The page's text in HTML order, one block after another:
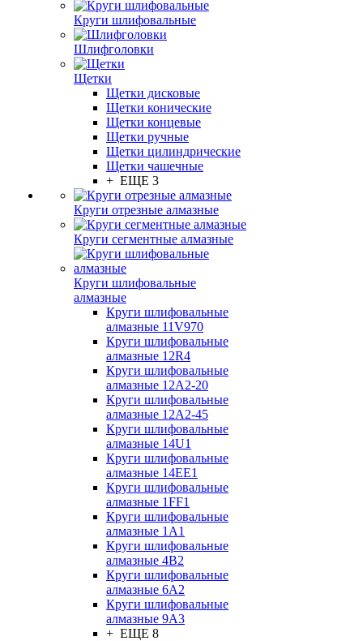
Круги шлифовальные
Шлифголовки
Щетки
Щетки дисковые
Щетки конические
Щетки концевые
Щетки ручные
Щетки цилиндрические
Щетки чашечные
+ ЕЩЕ 3
Круги отрезные алмазные
Круги сегментные алмазные
Круги шлифовальные
алмазные
Круги шлифовальные
алмазные 11V970
Круги шлифовальные
алмазные 12R4
Круги шлифовальные
алмазные 12А2-20
Круги шлифовальные
алмазные 12А2-45
Круги шлифовальные
алмазные 14U1
Круги шлифовальные
алмазные 14ЕЕ1
Круги шлифовальные
алмазные 1FF1
Круги шлифовальные
алмазные 1А1
Круги шлифовальные
алмазные 4В2
Круги шлифовальные
алмазные 6A2
Круги шлифовальные
алмазные 9А3
+ ЕЩЕ 8